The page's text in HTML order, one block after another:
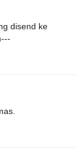
disend ke